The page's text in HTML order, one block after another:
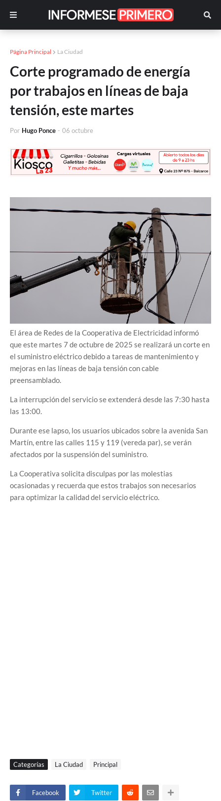
Página Principal La Ciudad
Corte programado de energía
por trabajos en líneas de baja
tensión, este martes
Por Hugo Ponce - 06 octubre
El área de Redes de la Cooperativa de Electricidad informó
que este martes 7 de octubre de 2025 se realizará un corte en
el suministro eléctrico debido a tareas de mantenimiento y
mejoras en las líneas de baja tensión con cable
preensamblado.
La interrupción del servicio se extenderá desde las 7:30 hasta
las 13:00.
Durante ese lapso, los usuarios ubicados sobre la avenida San
Martín, entre las calles 115 y 119 (vereda par), se verán
afectados por la suspensión del suministro.
La Cooperativa solicita disculpas por las molestias
ocasionadas y recuerda que estos trabajos son necesarios
para optimizar la calidad del servicio eléctrico.
Categorías La Ciudad Principal
Facebook Twitter